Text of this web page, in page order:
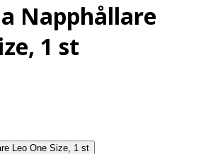
Napphållare
1 st
Leo One Size, 1 st